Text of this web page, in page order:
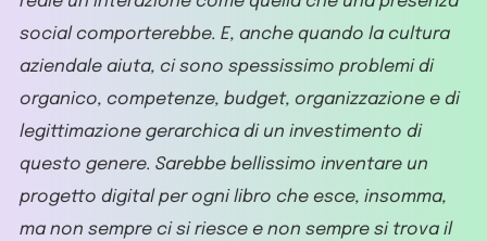
social comporterebbe. E, anche quando la cultura
aziendale aiuta, ci sono spessissimo problemi di
organico, competenze, budget, organizzazione e di
legittimazione gerarchica di un investimento di
questo genere. Sarebbe bellissimo inventare un
progetto digital per ogni libro che esce, insomma,
ma non sempre ci si riesce e non sempre si trova il